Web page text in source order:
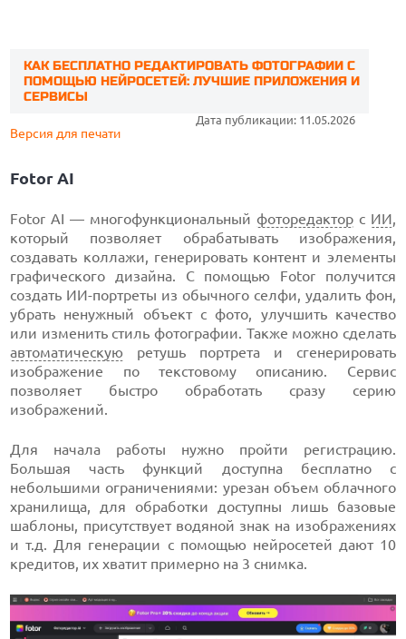
КАК БЕСПЛАТНО РЕДАКТИРОВАТЬ ФОТОГРАФИИ С
ПОМОЩЬЮ НЕЙРОСЕТЕЙ: ЛУЧШИЕ ПРИЛОЖЕНИЯ И
СЕРВИСЫ
Дата публикации: 11.05.2026
Версия для печати
Fotor AI
Fotor AI — многофункциональный фоторедакторс ИИ,
который позволяет обрабатывать изображения,
создавать коллажи, генерировать контент и элементы
графического дизайна. С помощью Fotor получится
создать ИИ-портреты из обычного селфи, удалить фон,
убрать ненужный объект с фото, улучшить качество
или изменить стиль фотографии. Также можно сделать
автоматическую ретушь портрета и сгенерировать
изображение по текстовому описанию. Сервис
позволяет быстро обработать сразу серию
изображений.
Для начала работы нужно пройти регистрацию.
Большая часть функций доступна бесплатно с
небольшими ограничениями: урезан объем облачного
хранилища, для обработки доступны лишь базовые
шаблоны, присутствует водяной знак на изображениях
и т.д. Для генерации с помощью нейросетей дают 10
кредитов, их хватит примерно на 3 снимка.